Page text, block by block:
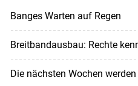
Banges Warten auf Regen
Breitbandausbau: Rechte
Die nächsten Wochen